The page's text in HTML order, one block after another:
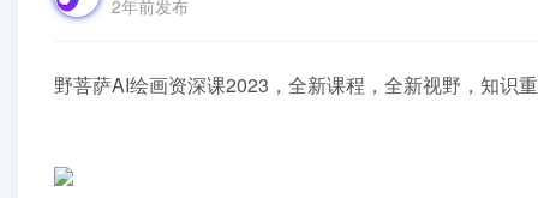
2年前发布
野菩萨AI绘画资深课2023，全新课程，全新视野，知识